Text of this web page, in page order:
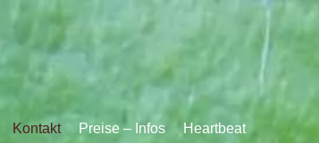
Kontakt Preise – Infos Heartbeat